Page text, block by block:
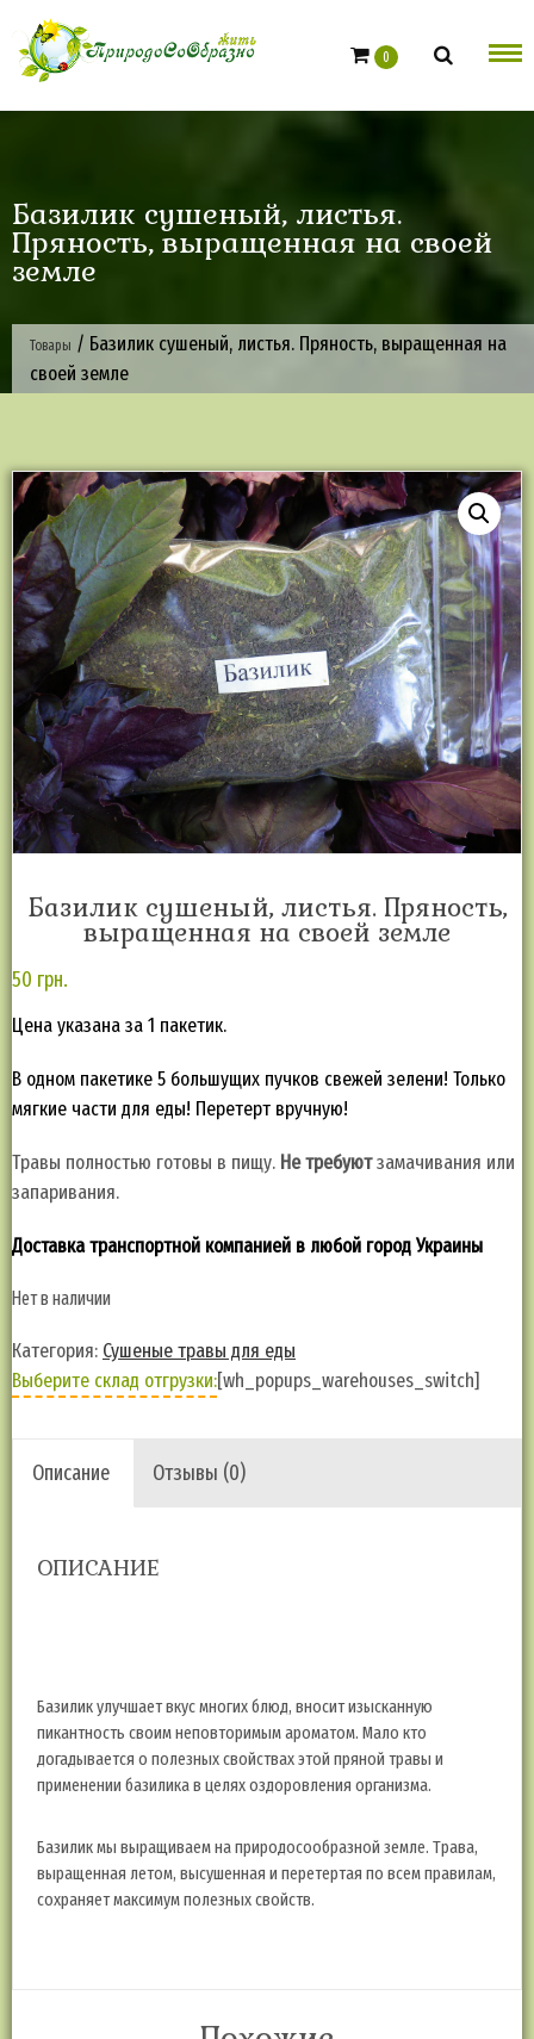
content
0
Базилик сушеный, листья.
Пряность, выращенная на своей
земле
Товары / Базилик сушеный, листья. Пряность, выращенная на
своей земле
Базилик сушеный, листья. Пряность,
выращенная на своей земле
50 грн.
Цена указана за 1 пакетик.
В одном пакетике 5 большущих пучков свежей зелени! Только
мягкие части для еды! Перетерт вручную!
Травы полностью готовы в пищу. Не требуютзамачивания или
запаривания.
Доставка транспортной компанией в любой город Украины
Нет в наличии
Категория: Сушеные травы для еды
Выберите склад отгрузки:[wh_popups_warehouses_switch]
Описание Отзывы (0)
ОПИСАНИЕ
Базилик улучшает вкус многих блюд, вносит изысканную
пикантность своим неповторимым ароматом. Мало кто
догадывается о полезных свойствах этой пряной травы и
применении базилика в целях оздоровления организма.
Базилик мы выращиваем на природосообразной земле. Трава,
выращенная летом, высушенная и перетертая по всем правилам,
сохраняет максимум полезных свойств.